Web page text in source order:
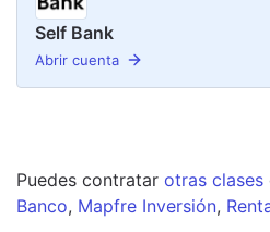
Self Bank
Abrir cuenta
Puedes contratar otras clases
Banco, Mapfre Inversión,